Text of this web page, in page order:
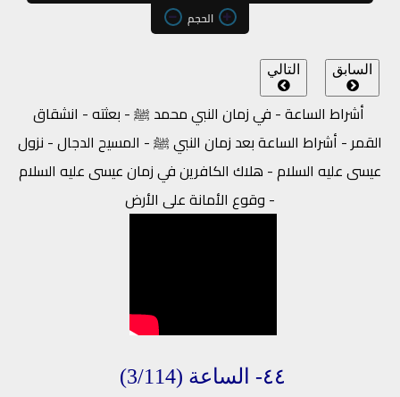
الحجم
السابق التالي
أشراط الساعة - في زمان النبي محمد ﷺ - بعثته - انشقاق
القمر - أشراط الساعة بعد زمان النبي ﷺ - المسيح الدجال - نزول
عيسى عليه السلام - هلاك الكافرين في زمان عيسى عليه السلام
- وقوع الأمانة على الأرض
٤٤- الساعة (3/114)